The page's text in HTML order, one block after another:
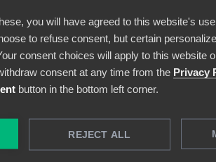
you will have agreed to this website's
to refuse consent, but certain
consent choices will apply to this website
consent at any time from the Privacy
button in the bottom left corner.
REJECT ALL
dashboards. Beundra den stora
eller gå ner på dokumentnivå – allt